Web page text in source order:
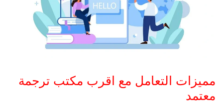
مميزات التعامل مع اقرب مكتب ترجمة
معتمد